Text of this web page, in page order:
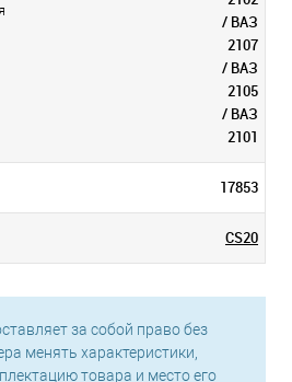
/ ВАЗ
2107
/ ВАЗ
2105
/ ВАЗ
2101
17853
CS20
за собой право без
менять характеристики,
товара и место его